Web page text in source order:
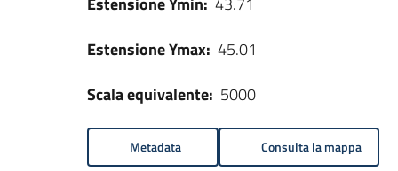
Estensione Ymax: 45.01
Scala equivalente: 5000
Metadata Consulta la mappa